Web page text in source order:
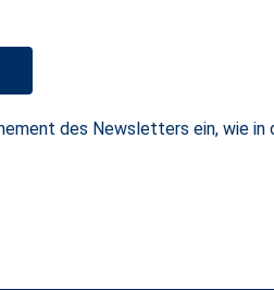
des Newsletters ein, wie in